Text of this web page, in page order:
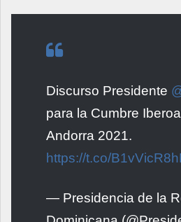
Discurso Presidente
para la Cumbre
Andorra 2021.
https://t.co/
— Presidencia de la